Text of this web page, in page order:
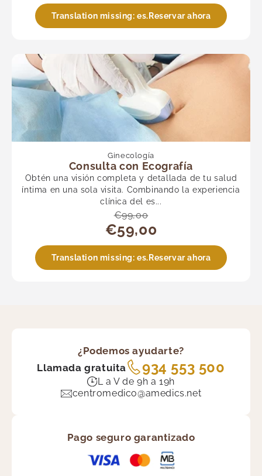
Translation missing: es.Reservar ahora
Ginecología
Consulta con Ecografía
Obtén una visión completa y detallada de tu salud
íntima en una sola visita. Combinando la experiencia
clínica del es...
€99,00
€59,00
Translation missing: es.Reservar ahora
¿Podemos ayudarte?
Llamada gratuita
934 553 500
L a V de 9h a 19h
centromedico@amedics.net
Pago seguro garantizado